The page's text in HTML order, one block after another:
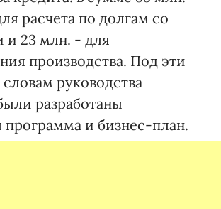
расчета по долгам со
23 млн. - для
производства. Под эти
руководства
разработаны
программа и бизнес-план.